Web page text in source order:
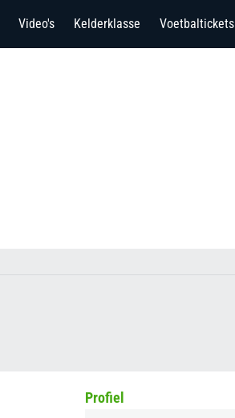
Video's Kelderklasse Voetbaltickets
Profiel